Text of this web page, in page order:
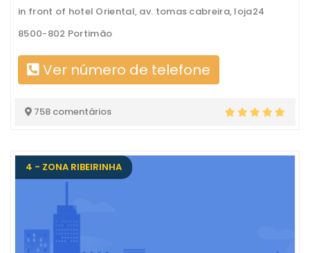
in front of hotel Oriental, av. tomas cabreira, loja24
8500-802 Portimão
Ver número de telefone
758 comentários
4 - ZONA RIBEIRINHA